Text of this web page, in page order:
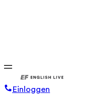
Einloggen